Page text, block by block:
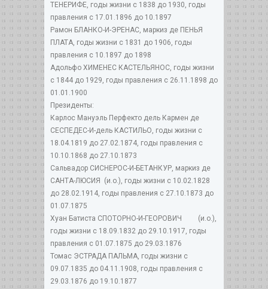
ТЕНЕРИФЕ, годы жизни с 1838 до 1930, годы
правления с 17.01.1896 до 10.1897
Рамон БЛАНКО-И-ЭРЕНАС, маркиз де ПЕНЬЯ
ПЛАТА, годы жизни с 1831 до 1906, годы
правления с 10.1897 до 1898
Адольфо ХИМЕНЕС КАСТЕЛЬЯНОС, годы жизни
с 1844 до 1929, годы правления с 26.11.1898 до
01.01.1900
Президенты:
Карлос Мануэль Перфекто дель Кармен де
СЕСПЕДЕС-И-дель КАСТИЛЬО, годы жизни с
18.04.1819 до 27.02.1874, годы правления с
10.10.1868 до 27.10.1873
Сальвадор СИСНЕРОС-И-БЕТАНКУР, маркиз де
САНТА-ЛЮСИЯ (и.о.), годы жизни с 10.02.1828
до 28.02.1914, годы правления с 27.10.1873 до
01.07.1875
Хуан Батиста СПОТОРНО-И-ГЕОРОВИЧ (и.о.),
годы жизни с 18.09.1832 до 29.10.1917, годы
правления с 01.07.1875 до 29.03.1876
Томас ЭСТРАДА ПАЛЬМА, годы жизни с
09.07.1835 до 04.11.1908, годы правления с
29.03.1876 до 19.10.1877